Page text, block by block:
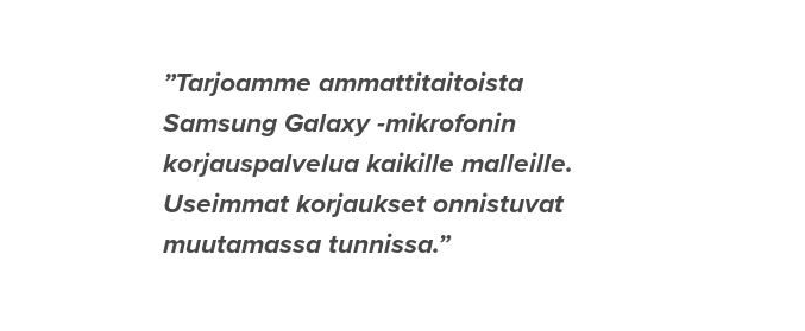
Tarjoamme ammattitaitoista
Samsung Galaxy -mikrofonin
korjauspalvelua kaikille malleille.
Useimmat korjaukset onnistuvat
muutamassa tunnissa.